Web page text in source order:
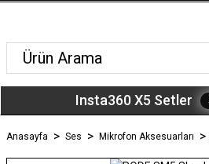
Insta360 X5 Setler
Anasayfa Ses Mikrofon Aksesuarları